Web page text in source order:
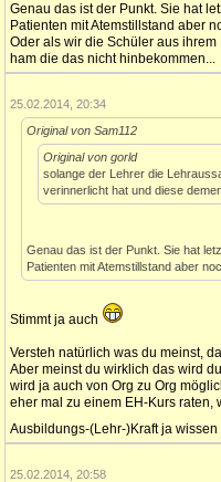
Genau das ist der Punkt. Sie hat
Patienten mit Atemstillstand aber
Oder als wir die Schüler aus
ham die das nicht hinbekommen...
25.02.2014, 20:34
Original von Sam112
Original von gorld
solange der Lehrer die
verinnerlicht hat und diese
Genau das ist der Punkt. Sie hat
Patienten mit Atemstillstand aber
Stimmt ja auch
Versteh natürlich was du meinst,
Aber meinst du wirklich das wird
wird ja auch von Org zu Org
eher mal zu einem EH-Kurs raten,
Ausbildungs-(Lehr-)Kraft ja wissen
25.02.2014, 20:58